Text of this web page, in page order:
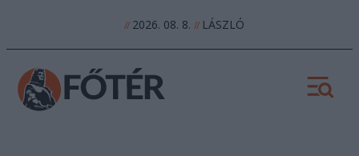
//2026. 08. 8. //LÁSZLÓ